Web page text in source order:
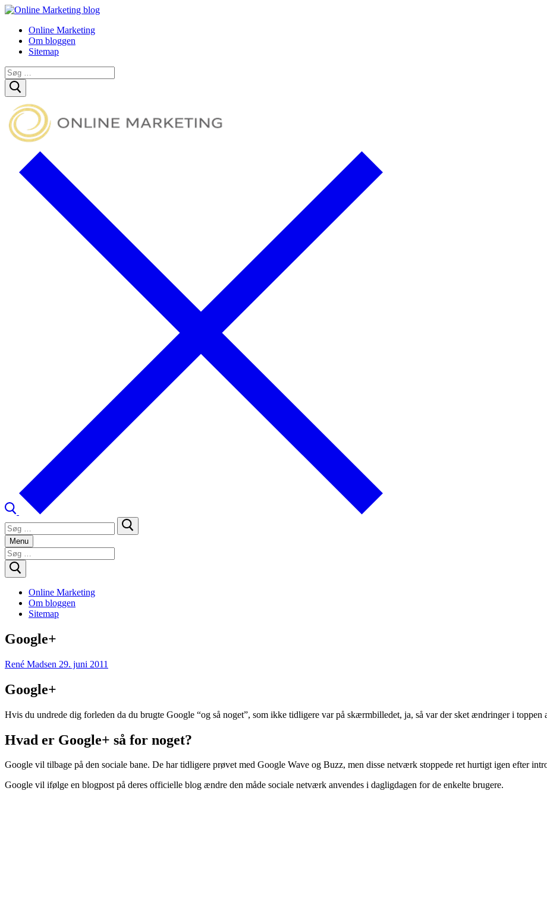
Spring
indhold
Menu
Luk
Online Marketing
Om bloggen
Sitemap
Søg
efter:
Søg
efter:
Menu
Søg
efter:
Online Marketing
Om bloggen
Sitemap
Google+
René Madsen 29. juni 2011
Google+
Hvis du undrede dig forleden da du brugte Google “og så noget”, som ikke tidligere var på skærmbilledet, ja, så var der sket ændringer i
Hvad er Google+ så for noget?
Google vil tilbage på den sociale bane. De har tidligere prøvet med Google Wave og Buzz, men disse netværk stoppede ret hurtigt igen efter
Google vil ifølge en blogpost på deres officielle blog ændre den måde sociale netværk anvendes i dagligdagen for de enkelte brugere.